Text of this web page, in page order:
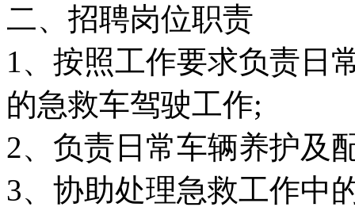
二、招聘岗位职责
1、按照工作要求负责日
的急救车驾驶工作;
2、负责日常车辆养护及
3、协助处理急救工作中